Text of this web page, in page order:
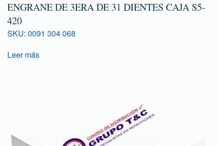
ENGRANE DE 3ERA DE 31 DIENTES CAJA S5-
420
SKU: 0091 304 068
Leer más